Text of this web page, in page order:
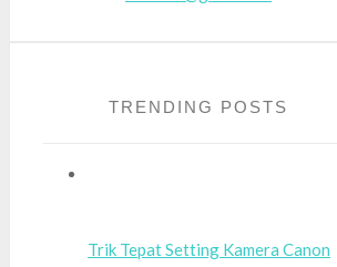
TRENDING POSTS
Trik Tepat Setting Kamera Canon